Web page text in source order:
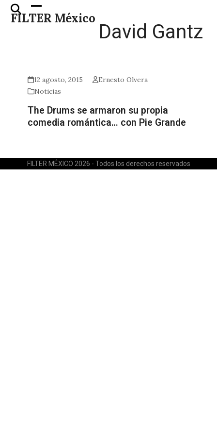
Skip
FILTER México
Open
mobile
Close
mobile
David Gantz
12 agosto, 2015
Ernesto Olvera
Noticias
The Drums se armaron su propia
comedia romántica… con Pie Grande
FILTER MÉXICO 2026 - Todos los derechos reservados